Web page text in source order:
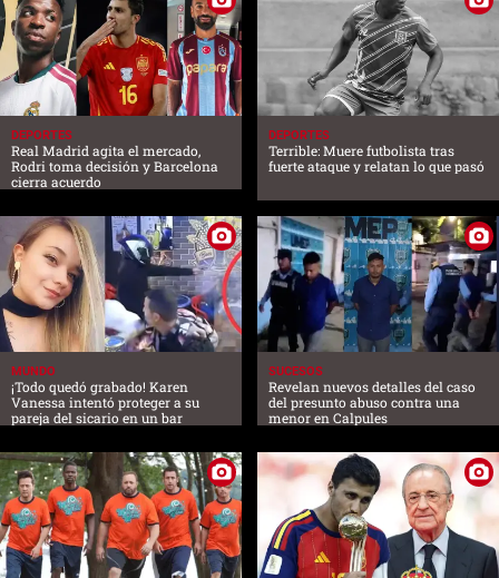
DEPORTES
Real Madrid agita el mercado,
Rodri toma decisión y Barcelona
cierra acuerdo
DEPORTES
Terrible: Muere futbolista tras
fuerte ataque y relatan lo que pasó
MUNDO
¡Todo quedó grabado! Karen
Vanessa intentó proteger a su
pareja del sicario en un bar
SUCESOS
Revelan nuevos detalles del caso
del presunto abuso contra una
menor en Calpules